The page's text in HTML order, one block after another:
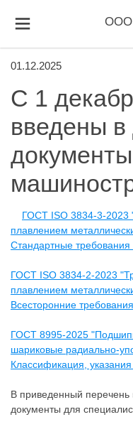
ООО
01.12.2025
С 1
введены в
ГОСТ ISO 3834-3-2023
плавлением
Стандартные требования
ГОСТ ISO 3834-2-2023
плавлением
Всесторонние
ГОСТ 8995-2025
шариковые радиально-
Классификация,
В приведенный
документы для